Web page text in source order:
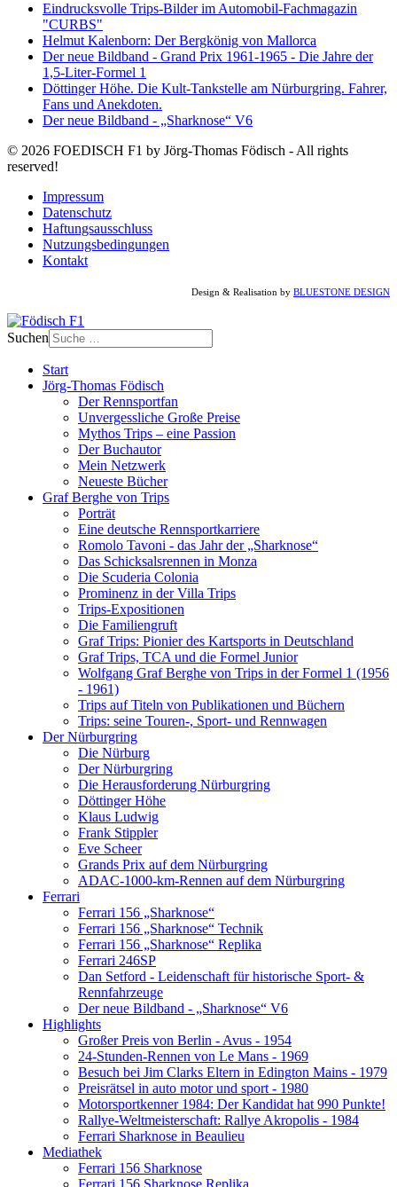
Eindrucksvolle Trips-Bilder im Automobil-Fachmagazin
"CURBS"
Helmut Kalenborn: Der Bergkönig von Mallorca
Der neue Bildband - Grand Prix 1961-1965 - Die Jahre der
1,5-Liter-Formel 1
Döttinger Höhe. Die Kult-Tankstelle am Nürburgring. Fahrer,
Fans und Anekdoten.
Der neue Bildband - „Sharknose“ V6
© 2026 FOEDISCH F1 by Jörg-Thomas Födisch - All rights
reserved!
Impressum
Datenschutz
Haftungsausschluss
Nutzungsbedingungen
Kontakt
Design & Realisation by BLUESTONE DESIGN
Suchen
Start
Jörg-Thomas Födisch
Der Rennsportfan
Unvergessliche Große Preise
Mythos Trips – eine Passion
Der Buchautor
Mein Netzwerk
Neueste Bücher
Graf Berghe von Trips
Porträt
Eine deutsche Rennsportkarriere
Romolo Tavoni - das Jahr der „Sharknose“
Das Schicksalsrennen in Monza
Die Scuderia Colonia
Prominenz in der Villa Trips
Trips-Expositionen
Die Familiengruft
Graf Trips: Pionier des Kartsports in Deutschland
Graf Trips, TCA und die Formel Junior
Wolfgang Graf Berghe von Trips in der Formel 1 (1956
- 1961)
Trips auf Titeln von Publikationen und Büchern
Trips: seine Touren-, Sport- und Rennwagen
Der Nürburgring
Die Nürburg
Der Nürburgring
Die Herausforderung Nürburgring
Döttinger Höhe
Klaus Ludwig
Frank Stippler
Eve Scheer
Grands Prix auf dem Nürburgring
ADAC-1000-km-Rennen auf dem Nürburgring
Ferrari
Ferrari 156 „Sharknose“
Ferrari 156 „Sharknose“ Technik
Ferrari 156 „Sharknose“ Replika
Ferrari 246SP
Dan Setford - Leidenschaft für historische Sport- &
Rennfahrzeuge
Der neue Bildband - „Sharknose“ V6
Highlights
Großer Preis von Berlin - Avus - 1954
24-Stunden-Rennen von Le Mans - 1969
Besuch bei Jim Clarks Eltern in Edington Mains - 1979
Preisrätsel in auto motor und sport - 1980
Motorsportkenner 1984: Der Kandidat hat 990 Punkte!
Rallye-Weltmeisterschaft: Rallye Akropolis - 1984
Ferrari Sharknose in Beaulieu
Mediathek
Ferrari 156 Sharknose
Ferrari 156 Sharknose Replika